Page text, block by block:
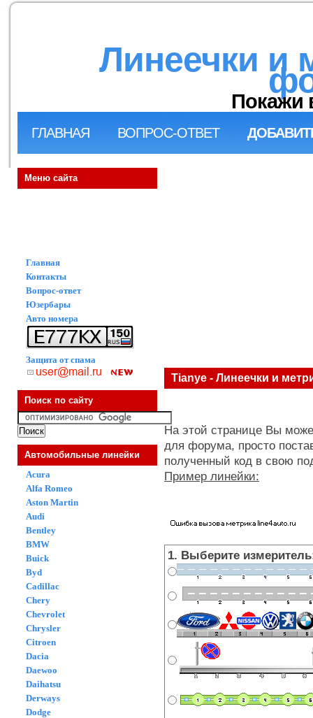
Линеечки и
Покажи
ГЛАВНАЯ ВОПРОС-ОТВЕТ
Меню сайта
Главная
Контакты
Вопрос-ответ
Юзербары
Авто номера
Защита от спама
Поиск по сайту
Автомобильные линейки
Acura
Alfa Romeo
Aston Martin
Audi
Bentley
BMW
Buick
Byd
Cadillac
Chery
Chevrolet
Chrysler
Citroen
Dacia
Daewoo
Daihatsu
Derways
Dodge
Tianye - Линеечки и
На этой странице Вы
для форума, просто
полученный код в свою
Пример линейки:
1. Выберите